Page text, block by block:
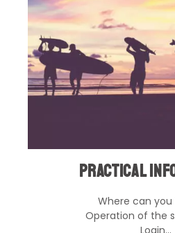
Practical
Where can you
Operation of the
Login…